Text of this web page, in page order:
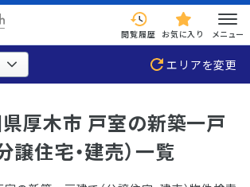
閲覧履歴 お気に入り メニュー
エリアを変更
厚木市 戸室の新築一戸
譲住宅・建売）一覧